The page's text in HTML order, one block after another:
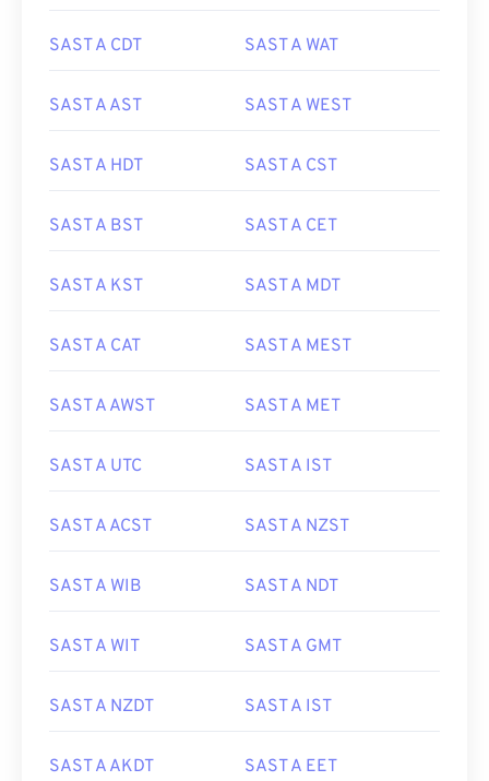
SAST A CDT SAST A WAT
SAST A AST SAST A WEST
SAST A HDT SAST A CST
SAST A BST SAST A CET
SAST A KST SAST A MDT
SAST A CAT SAST A MEST
SAST A AWST SAST A MET
SAST A UTC SAST A IST
SAST A ACST SAST A NZST
SAST A WIB SAST A NDT
SAST A WIT SAST A GMT
SAST A NZDT SAST A IST
SAST A AKDT SAST A EET